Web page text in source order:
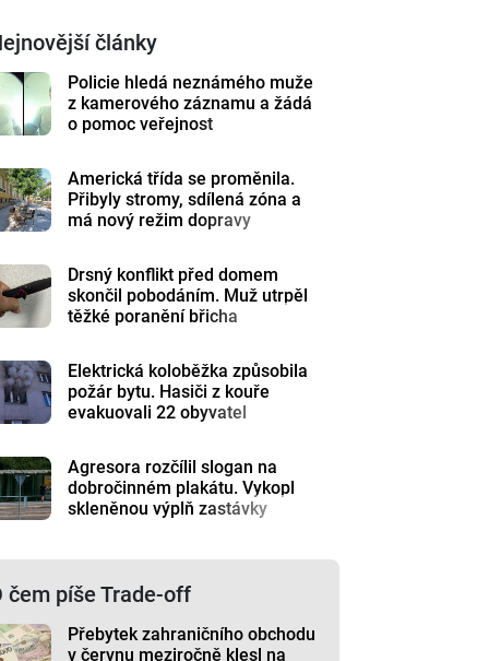
články
Policie hledá neznámého muže
z kamerového záznamu a žádá
o pomoc veřejnost
Americká třída se proměnila.
Přibyly stromy, sdílená zóna a
má nový režim dopravy
Drsný konflikt před domem
skončil pobodáním. Muž utrpěl
těžké poranění břicha
Elektrická koloběžka způsobila
požár bytu. Hasiči z kouře
evakuovali 22 obyvatel
Agresora rozčílil slogan na
dobročinném plakátu. Vykopl
skleněnou výplň zastávky
čem píše Trade-off
Přebytek zahraničního obchodu
v červnu meziročně klesl na